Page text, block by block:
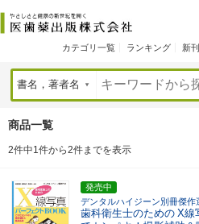
カテゴリ一覧 ランキング 新
商品一覧
2件中1件から2件までを表示
発売中
デンタルハイジーン別冊傑作
歯科衛生士のための X線